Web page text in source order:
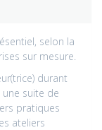
selon la
sur mesure.
durant
suite de
pratiques
ateliers